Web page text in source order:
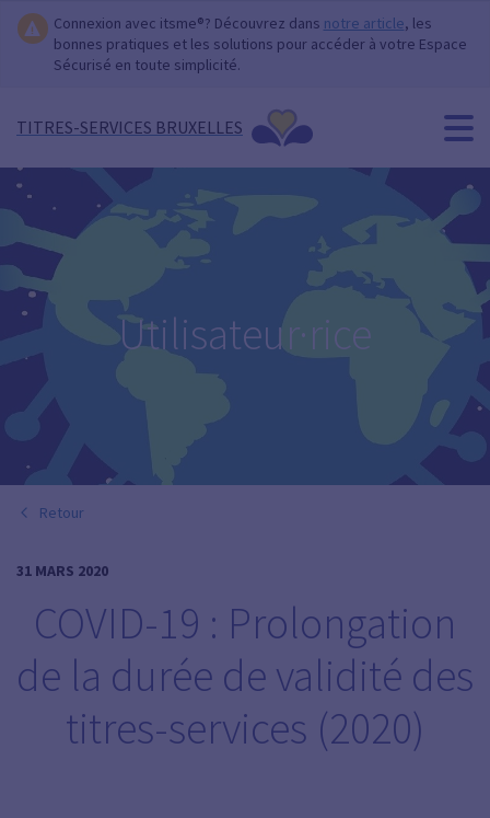
Connexion avec itsme®? Découvrez dans notre article, les
bonnes pratiques et les solutions pour accéder à votre Espace
Sécurisé en toute simplicité.
TITRES-SERVICES BRUXELLES
Utilisateur·rice
Retour
31 MARS 2020
COVID-19 : Prolongation
de la durée de validité des
titres-services (2020)